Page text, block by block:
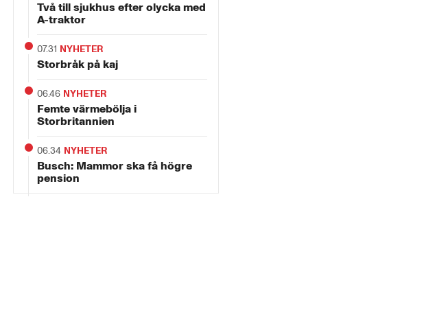
Två till sjukhus efter olycka med
A-traktor
07.31 NYHETER
Storbråk på kaj
06.46 NYHETER
Femte värmebölja i
Storbritannien
06.34 NYHETER
Busch: Mammor ska få högre
pension